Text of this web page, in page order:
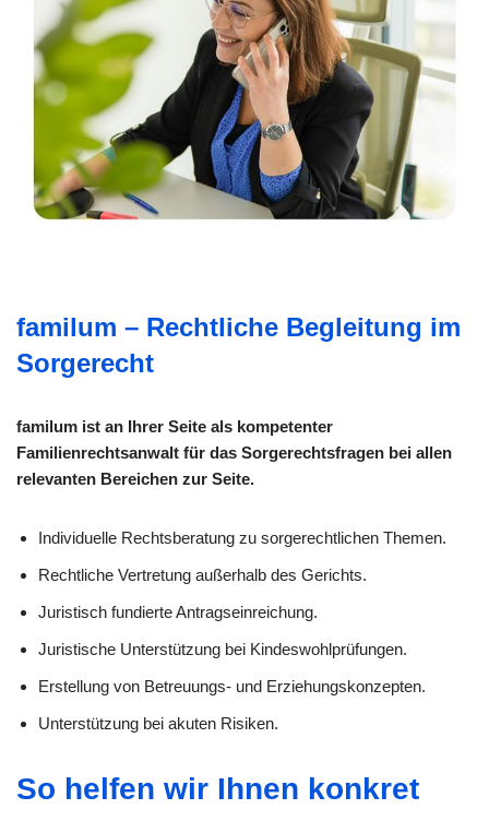
familum – Rechtliche Begleitung im
Sorgerecht
familum ist an Ihrer Seite als kompetenter
Familienrechtsanwalt für das Sorgerechtsfragen bei allen
relevanten Bereichen zur Seite.
Individuelle Rechtsberatung zu sorge­rechtlichen Themen.
Rechtliche Vertretung außerhalb des Gerichts.
Juristisch fundierte Antragseinreichung.
Juristische Unterstützung bei Kindeswohlprüfungen.
Erstellung von Betreuungs- und Erziehungskonzepten.
Unterstützung bei akuten Risiken.
So helfen wir Ihnen konkret